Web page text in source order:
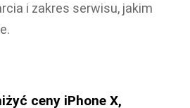
i zakres serwisu, jakim
ceny iPhone X,